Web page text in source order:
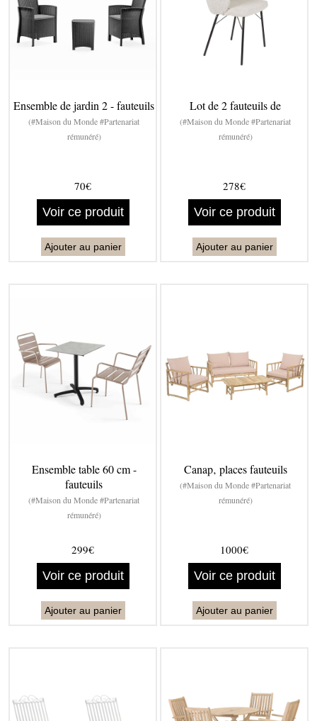
Ensemble de jardin 2 - fauteuils
(#Maison du Monde #Partenariat
rémunéré)
70€
Voir ce produit
Ajouter au panier
Lot de 2 fauteuils de
(#Maison du Monde #Partenariat
rémunéré)
278€
Voir ce produit
Ajouter au panier
Ensemble table 60 cm -
fauteuils
(#Maison du Monde #Partenariat
rémunéré)
299€
Voir ce produit
Ajouter au panier
Canap‚ places fauteuils
(#Maison du Monde #Partenariat
rémunéré)
1000€
Voir ce produit
Ajouter au panier